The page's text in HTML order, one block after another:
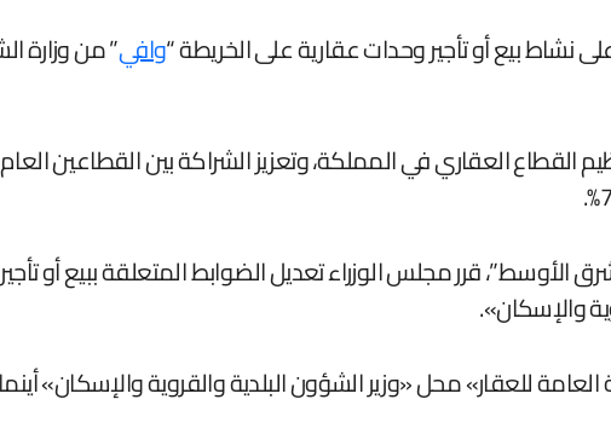
بيع أو تأجير وحدات عقارية على الخريطة “وافي” من وزارة
قرر مجلس الوزراء تعديل الضوابط المتعلقة ببيع أو تأجير
والإسكان».
للعقار» محل «وزير الشؤون البلدية والقروية والإسكان»